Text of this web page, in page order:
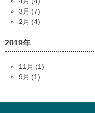
3月 (7)
2月 (4)
2019年
11月 (1)
9月 (1)